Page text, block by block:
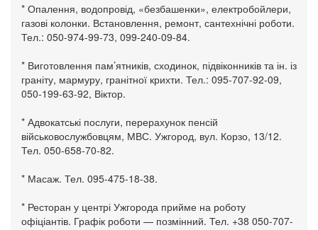
* Опалення, водопровід, «безбашенки», електробойлери,
газові колонки. Встановлення, ремонт, сантехнічні роботи.
Тел.: 050-974-99-73, 099-240-09-84.
* Виготовлення пам’ятників, сходинок, підвіконників та ін. із
граніту, мармуру, гранітної крихти. Тел.: 095-707-92-09,
050-199-63-92, Віктор.
* Адвокатські послуги, перерахунок пенсій
військовослужбовцям, МВС. Ужгород, вул. Корзо, 13/12.
Тел. 050-658-70-82.
* Масаж. Тел. 095-475-18-38.
* Ресторан у центрі Ужгорода прийме на роботу
офіціантів. Графік роботи — позмінний. Тел. +38 050-707-